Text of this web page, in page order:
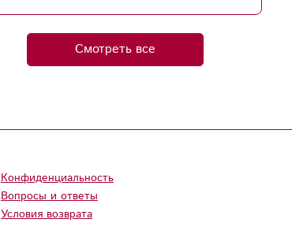
Смотреть все
Конфиденциальность
Вопросы и ответы
Условия возврата